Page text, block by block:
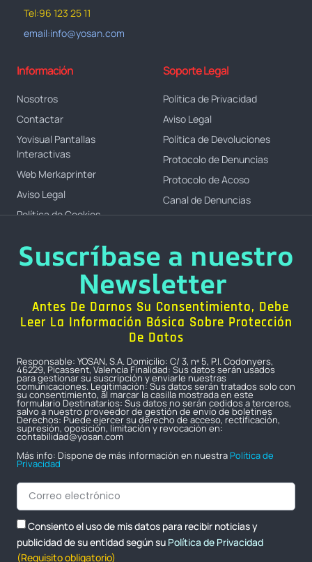
Tel:96 123 25 11
email:info@yosan.com
Información
Nosotros
Contactar
Yovisual Pantallas
Interactivas
Web Merkaprinter
Aviso Legal
Política de Cookies
Soporte Legal
Política de Privacidad
Aviso Legal
Política de Devoluciones
Protocolo de Denuncias
Protocolo de Acoso
Canal de Denuncias
Suscríbase a nuestro
Newsletter
Antes De Darnos Su Consentimiento, Debe
Leer La Información Básica Sobre Protección
De Datos
Responsable: YOSAN, S.A. Domicilio: C/ 3, nº 5, P.I. Codonyers,
46229, Picassent, Valencia Finalidad: Sus datos serán usados
para gestionar su suscripción y enviarle nuestras
comunicaciones. Legitimación: Sus datos serán tratados solo con
su consentimiento, al marcar la casilla mostrada en este
formulario Destinatarios: Sus datos no serán cedidos a terceros,
salvo a nuestro proveedor de gestión de envío de boletines
Derechos: Puede ejercer su derecho de acceso, rectificación,
supresión, oposición, limitación y revocación en:
contabilidad@yosan.com
Más info: Dispone de más información en nuestra Política de
Privacidad
Consiento el uso de mis datos para recibir noticias y
publicidad de su entidad según su Política de Privacidad
(Requisito obligatorio)